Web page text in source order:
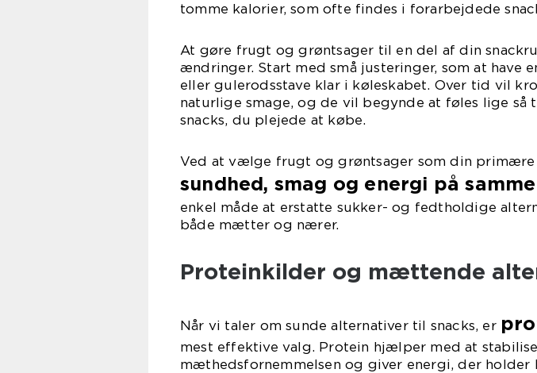
tomme kalorier, som ofte findes i forarbejdede
At gøre frugt og grøntsager til en del af din
ændringer. Start med små justeringer, som at have
eller gulerodsstave klar i køleskabet. Over tid vil
naturlige smage, og de vil begynde at føles lige så
snacks, du plejede at købe.
Ved at vælge frugt og grøntsager som din primære
sundhed, smag og energi på
enkel måde at erstatte sukker- og fedtholdige
både mætter og nærer.
Proteinkilder og mættende
Når vi taler om sunde alternativer til snacks, er
mest effektive valg. Protein hjælper med at
mæthedsfornemmelsen og giver energi, der holder